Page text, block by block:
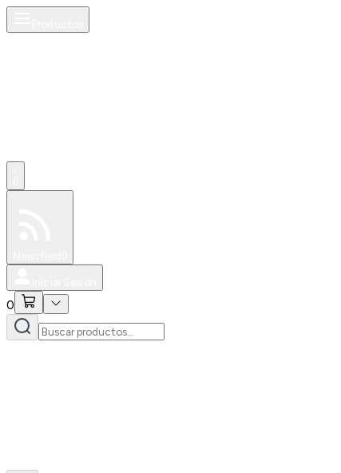
0